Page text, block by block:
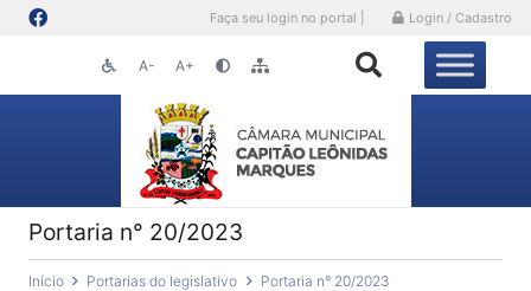
Faça seu login no portal | Login / Cadastro
A- A+
Portaria n° 20/2023
Início Portarias do legislativo Portaria n° 20/2023